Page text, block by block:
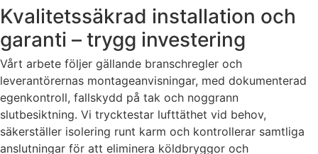
Kvalitetssäkrad installation och
garanti – trygg investering
Vårt arbete följer gällande branschregler och
leverantörernas montageanvisningar, med dokumenterad
egenkontroll, fallskydd på tak och noggrann
slutbesiktning. Vi trycktestar lufttäthet vid behov,
säkerställer isolering runt karm och kontrollerar samtliga
anslutningar för att eliminera köldbryggor och